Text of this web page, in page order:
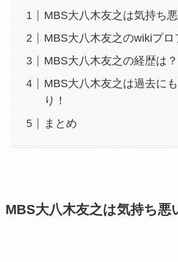
MBS大八木友之は気持ち
MBS大八木友之のwikiプロ
MBS大八木友之の経歴は？
MBS大八木友之は過去に
り！
まとめ
MBS大八木友之は気持ち悪